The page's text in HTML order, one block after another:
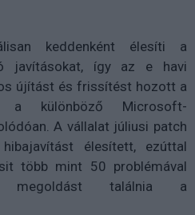
keddenként élesíti a
javításokat, így az e havi
újítást és frissítést hozott a
különböző Microsoft-
A vállalat júliusi patch
élesített, ezúttal
több mint 50 problémával
megoldást találnia a